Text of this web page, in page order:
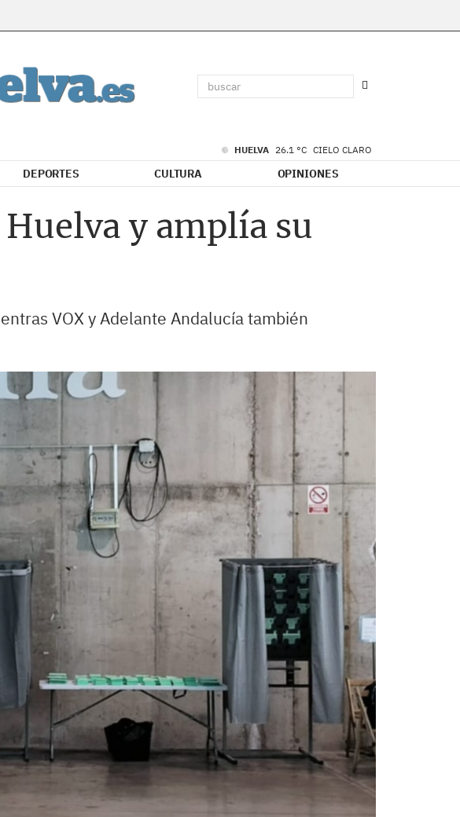
HUELVA 26.1 °C CIELO CLARO
DEPORTES CULTURA OPINIONES
y amplía su
VOX y Adelante Andalucía también